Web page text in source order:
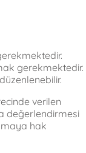
gerekmektedir.
verilen
değerlendirmesi
hak